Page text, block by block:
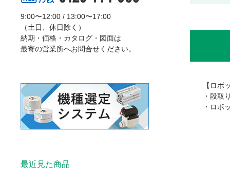
【ロボ
・段取
・ロボ
9:00〜12:00 / 13:00〜17:00
（土日、休日除く）
納期・価格・カタログ・図面は
最寄の営業所へお問合せください。
最近見た商品